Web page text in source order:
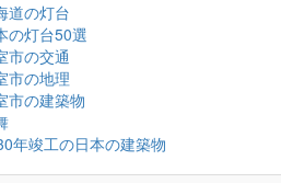
道の灯台
の灯台50選
市の交通
市の地理
市の建築物
年竣工の日本の建築物